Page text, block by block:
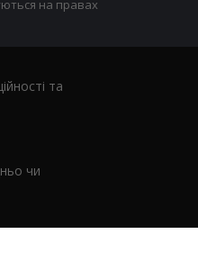
на правах
та
чи